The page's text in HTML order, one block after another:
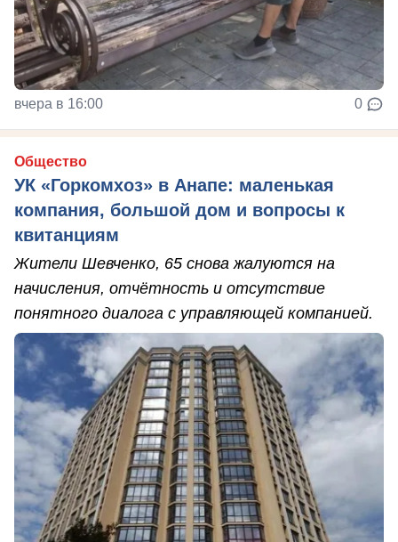
вчера в 16:00 0
Общество
УК «Горкомхоз» в Анапе: маленькая
компания, большой дом и вопросы к
квитанциям
Жители Шевченко, 65 снова жалуются на
начисления, отчётность и отсутствие
понятного диалога с управляющей компанией.